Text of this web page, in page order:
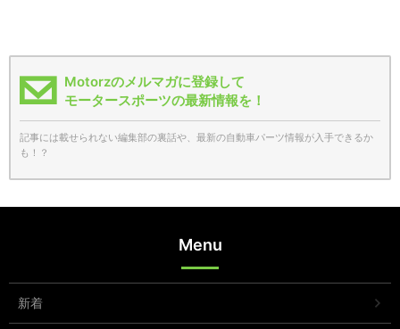
Motorzのメルマガに登録して
モータースポーツの最新情報を！
記事には載せられない編集部の裏話や、最新の自動車パーツ情報が入手できるか
も！？
Menu
新着